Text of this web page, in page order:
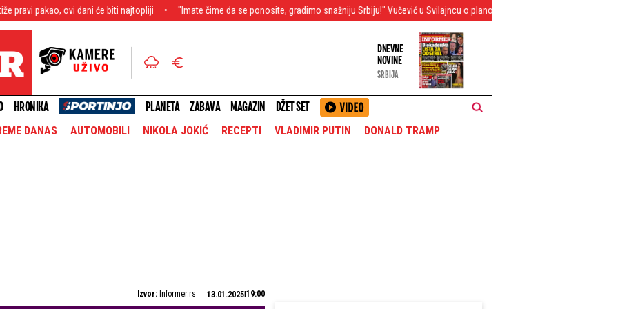
ovi dani će biti najtopliji "Imate čime da se ponosite, gradimo snažniju Srbiju!" Vučević u Svilajncu o planovima za razvoj opštine i bolji život građana
DNEVNE
NOVINE
SRBIJA
HRONIKA PLANETA ZABAVA MAGAZIN DŽET SET
DANAS AUTOMOBILI NIKOLA JOKIĆ RECEPTI VLADIMIR PUTIN DONALD TRAMP
Izvor: Informer.rs 13.01.2025 19:00